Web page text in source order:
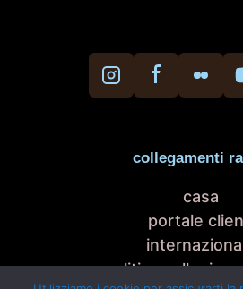
collegamenti
casa
portale
politica sulla